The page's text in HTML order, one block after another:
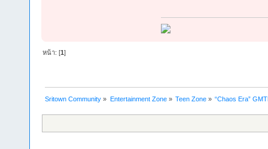
หน้า: [1]
Sritown Community » Entertainment Zone» Teen Zone» “Chaos Era”